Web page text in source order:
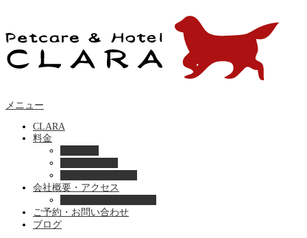
メニュー
CLARA
料金
会社概要・アクセス
ご予約・お問い合わせ
ブログ